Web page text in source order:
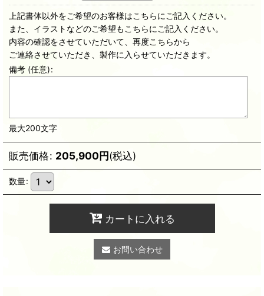
上記書体以外をご希望のお客様はこちらにご記入ください。
また、イラストなどのご希望もこちらにご記入ください。
内容の確認をさせていただいて、再度こちらから
ご連絡させていただき、製作に入らせていただきます。
備考 (任意):
最大200文字
販売価格: 205,900円(税込)
数量:
カートに入れる
お問い合わせ